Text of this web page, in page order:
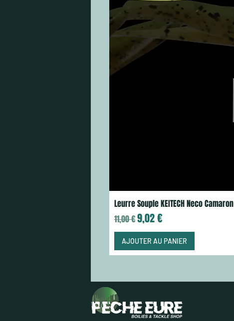
Leurre Souple KEITECH Neco Camaron
Prix original
11,00 €Prix promotionnel
9,02 €
AJOUTER AU PANIER